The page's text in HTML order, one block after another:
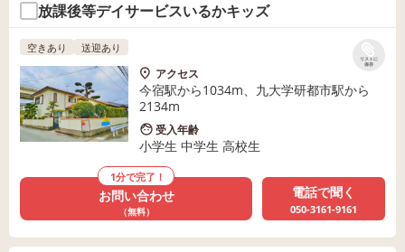
放課後等デイサービスいるかキッズ
リストに
保存
空きあり 送迎あり
アクセス
今宿駅から1034m、九大学研都市駅から
2134m
受入年齢
小学生 中学生 高校生
1分で完了！
お問い合わせ
（無料）
電話で聞く
050-3161-9161